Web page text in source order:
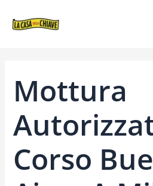
Mottura
Corso
ARTICOLI